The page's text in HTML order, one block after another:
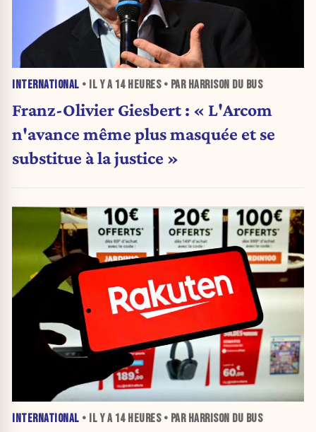
INTERNATIONAL • IL Y A 14 HEURES• PAR HARRISON DU BUS
Franz-Olivier Giesbert : « L'Arcom
n'avance même plus masquée et se
substitue à la justice »
INTERNATIONAL • IL Y A 14 HEURES• PAR HARRISON DU BUS